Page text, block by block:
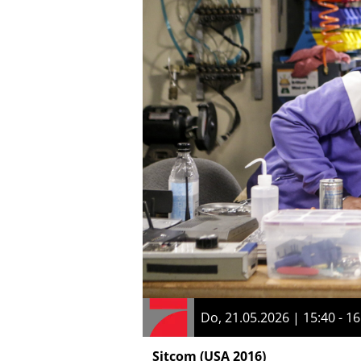
Do, 21.05.2026 | 15:40 -
Sitcom (USA 2016)